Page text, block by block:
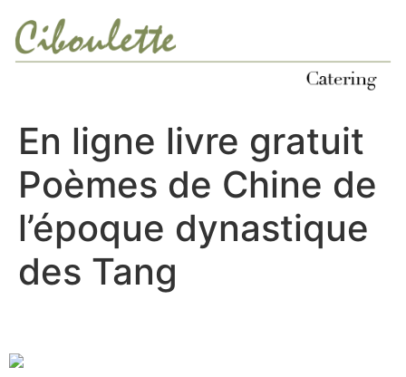
contenido
En ligne livre gratuit
Poèmes de Chine de
l’époque dynastique
des Tang